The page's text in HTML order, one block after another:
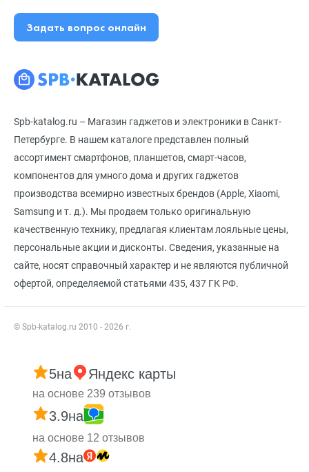
Spb-katalog.ru – Магазин гаджетов и электроники в Санкт-
Петербурге. В нашем каталоге представлен полный
ассортимент смартфонов, планшетов, смарт-часов,
компонентов для умного дома и других гаджетов
производства всемирно известных брендов (Apple, Xiaomi,
Samsung и т. д.). Мы продаем только оригинальную
качественную технику, предлагая клиентам лояльные цены,
персональные акции и дисконты. Сведения, указанные на
сайте, носят справочный характер и не являются публичной
офертой, определяемой статьями 435, 437 ГК РФ.
© Spb-katalog.ru 2010 - 2026 г.
Задать вопрос онлайн
5на Яндекс карты
на основе 239 отзывов
3.9на
на основе 12 отзывов
4.8на